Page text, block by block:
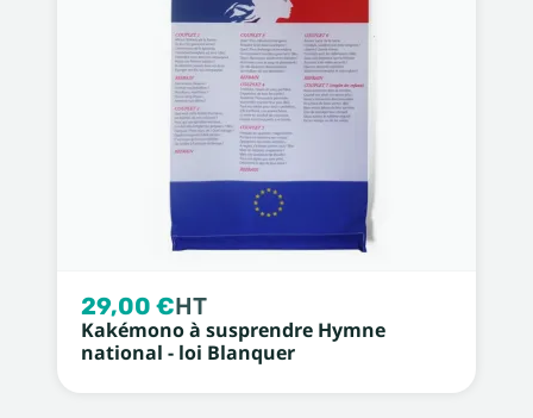
29,00 €HT
Kakémono à susprendre Hymne
national - loi Blanquer